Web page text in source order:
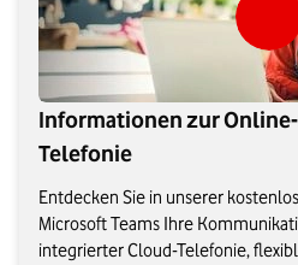
Informationen zur
Telefonie
Entdecken Sie in unserer
Microsoft Teams Ihre
integrierter Cloud-Telefonie,